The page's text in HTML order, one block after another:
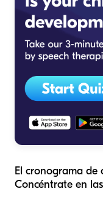
El cronograma de
Concéntrate en